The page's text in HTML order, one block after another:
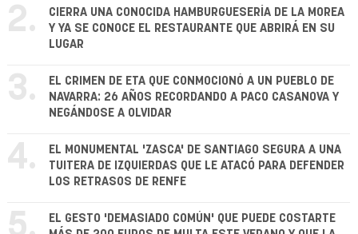
2.
CIERRA UNA CONOCIDA HAMBURGUESERÍA DE LA MOREA
Y YA SE CONOCE EL RESTAURANTE QUE ABRIRÁ EN SU
LUGAR
3.
EL CRIMEN DE ETA QUE CONMOCIONÓ A UN PUEBLO DE
NAVARRA: 26 AÑOS RECORDANDO A PACO CASANOVA Y
NEGÁNDOSE A OLVIDAR
4.
EL MONUMENTAL 'ZASCA' DE SANTIAGO SEGURA A UNA
TUITERA DE IZQUIERDAS QUE LE ATACÓ PARA DEFENDER
LOS RETRASOS DE RENFE
EL GESTO 'DEMASIADO COMÚN' QUE PUEDE COSTARTE